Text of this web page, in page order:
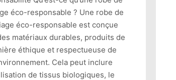
éco-responsable ? Une robe de
éco-responsable est conçue
matériaux durables, produits de
éthique et respectueuse de
Cela peut inclure
de tissus biologiques, le